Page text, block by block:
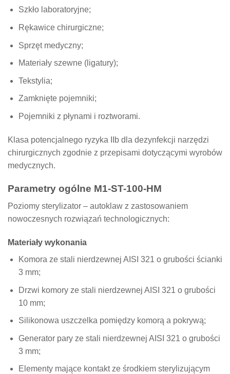
Szkło laboratoryjne;
Rękawice chirurgiczne;
Sprzęt medyczny;
Materiały szewne (ligatury);
Tekstylia;
Zamknięte pojemniki;
Pojemniki z płynami i roztworami.
Klasa potencjalnego ryzyka IIb dla dezynfekcji narzędzi
chirurgicznych zgodnie z przepisami dotyczącymi wyrobów
medycznych.
Parametry ogólne M1-ST-100-HM
Poziomy sterylizator – autoklaw z zastosowaniem
nowoczesnych rozwiązań technologicznych:
Materiały wykonania
Komora ze stali nierdzewnej AISI 321 o grubości ścianki
3 mm;
Drzwi komory ze stali nierdzewnej AISI 321 o grubości
10 mm;
Silikonowa uszczelka pomiędzy komorą a pokrywą;
Generator pary ze stali nierdzewnej AISI 321 o grubości
3 mm;
Elementy mające kontakt ze środkiem sterylizującym